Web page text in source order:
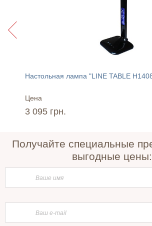
Цена
3 095 грн.
Получайте специальные
выгодные цены: